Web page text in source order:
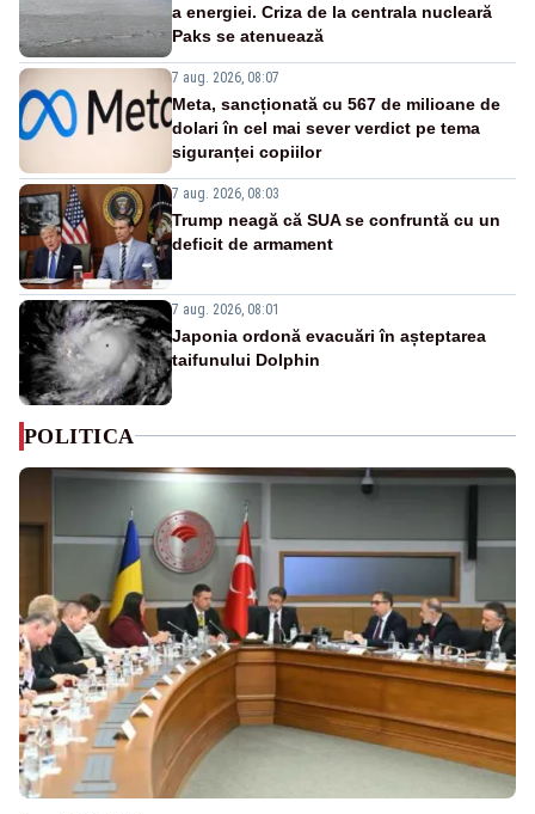
a energiei. Criza de la centrala nucleară
Paks se atenuează
7 aug. 2026, 08:07
Meta, sancționată cu 567 de milioane de
dolari în cel mai sever verdict pe tema
siguranței copiilor
7 aug. 2026, 08:03
Trump neagă că SUA se confruntă cu un
deficit de armament
7 aug. 2026, 08:01
Japonia ordonă evacuări în așteptarea
taifunului Dolphin
POLITICA